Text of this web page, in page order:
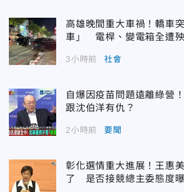
高雄晚間重大車禍！轎車
車」 電桿、變電箱全遭殃
3小時前 社會
自爆因疫苗問題遠離綠營
跟沈伯洋有仇？
2小時前 要聞
彰化選情重大進展！王惠
了 是否接競總主委態度